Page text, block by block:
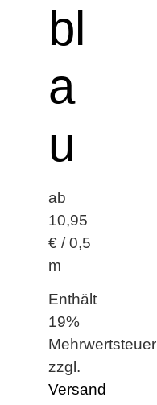
bl
a
u
ab
10,95
€ / 0,5
m
Enthält
19%
Mehrwertsteuer
zzgl.
Versand